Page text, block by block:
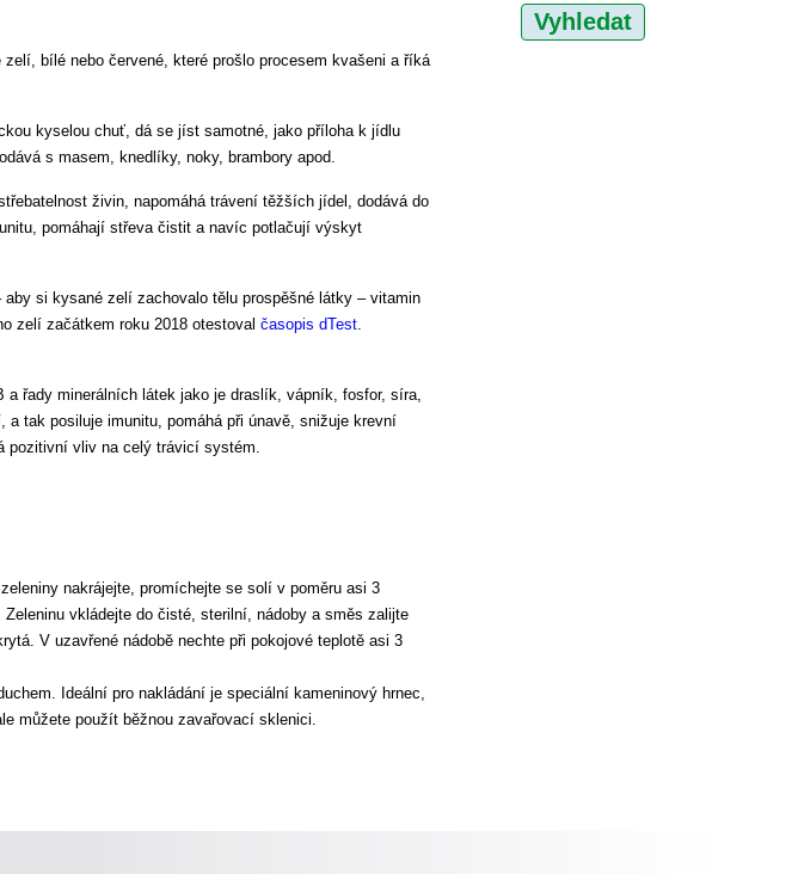
zelí, bílé nebo červené, které prošlo procesem kvašeni a říká
kyselou chuť, dá se jíst samotné, jako příloha k jídlu
s masem, knedlíky, noky, brambory apod.
živin, napomáhá trávení těžších jídel, dodává do
pomáhají střeva čistit a navíc potlačují výskyt
si kysané zelí zachovalo tělu prospěšné látky – vitamin
zelí začátkem roku 2018 otestoval časopis dTest.
a řady minerálních látek jako je draslík, vápník, fosfor, síra,
tak posiluje imunitu, pomáhá při únavě, snižuje krevní
pozitivní vliv na celý trávicí systém.
nakrájejte, promíchejte se solí v poměru asi 3
vkládejte do čisté, sterilní, nádoby a směs zalijte
V uzavřené nádobě nechte při pokojové teplotě asi 3
Ideální pro nakládání je speciální kameninový hrnec,
můžete použít běžnou zavařovací sklenici.